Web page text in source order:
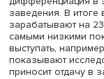
На фото: Виктор
исследований